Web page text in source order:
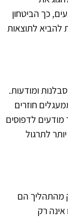
כך הביטחון
להביא לתוצאות
ומודעות.
חוזרים
לדפוסים
לתרגול
מהתהליך הם
אינה רק